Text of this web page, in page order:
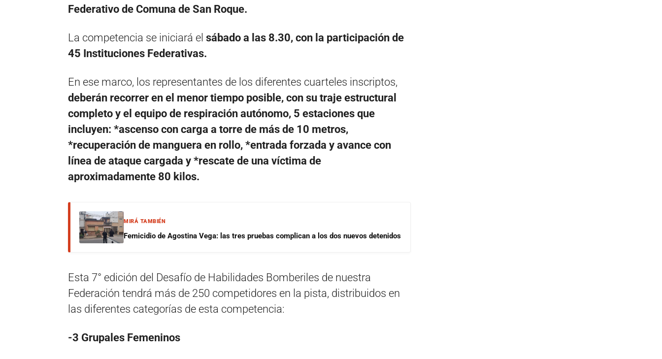
Federativo de Comuna de San Roque.
La competencia se iniciará el sábado a las 8.30, con la participación de
45 Instituciones Federativas.
En ese marco, los representantes de los diferentes cuarteles inscriptos,
deberán recorrer en el menor tiempo posible, con su traje estructural
completo y el equipo de respiración autónomo, 5 estaciones que
incluyen: *ascenso con carga a torre de más de 10 metros,
*recuperación de manguera en rollo, *entrada forzada y avance con
línea de ataque cargada y *rescate de una víctima de
aproximadamente 80 kilos.
MIRÁ TAMBIÉN
Femicidio de Agostina Vega: las tres pruebas complican a los dos nuevos detenidos
Esta 7° edición del Desafío de Habilidades Bomberiles de nuestra
Federación tendrá más de 250 competidores en la pista, distribuidos en
las diferentes categorías de esta competencia:
-3 Grupales Femeninos